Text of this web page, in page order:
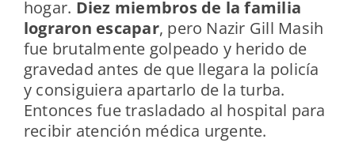
hogar. Diez miembros de la familia
lograron escapar, pero Nazir Gill Masih
fue brutalmente golpeado y herido de
gravedad antes de que llegara la policía
y consiguiera apartarlo de la turba.
Entonces fue trasladado al hospital para
recibir atención médica urgente.